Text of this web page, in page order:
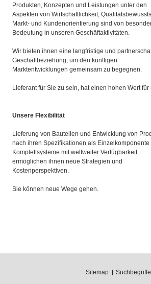
Produkten, Konzepten und Leistungen unter den
Aspekten von Wirtschaftlichkeit,
Markt- und Kundenorientierung sind von
Bedeutung in unseren Geschäftaktivitäten.
Wir bieten ihnen eine langfristige und
Geschäftbeziehung, um den künftigen
Marktentwicklungen gemeinsam zu begegnen.
Lieferant für Sie zu sein, hat einen hohen Wert für
Unsere Flexibilität
Lieferung von Bauteilen und Entwicklung von
nach ihren Spezifikationen als Einzelkomponente
Komplettsysteme mit weltweiter Verfügbarkeit
ermöglichen ihnen neue Strategien und
Kostenperspektiven.
Sie können neue Wege gehen.
Sitemap
Suchbegriffe